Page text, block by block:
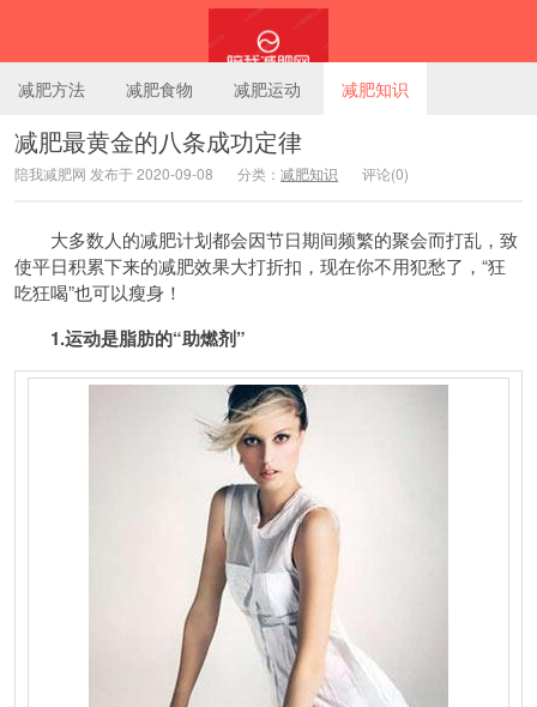
陪我减肥网
减肥方法 减肥食物 减肥运动 减肥知识
减肥最黄金的八条成功定律
陪我减肥网 发布于 2020-09-08 分类： 减肥知识 评论(0)
大多数人的减肥计划都会因节日期间频繁的聚会而打乱，致
使平日积累下来的减肥效果大打折扣，现在你不用犯愁了，“狂
吃狂喝”也可以瘦身 ！
1.运动是脂肪的“助燃剂”